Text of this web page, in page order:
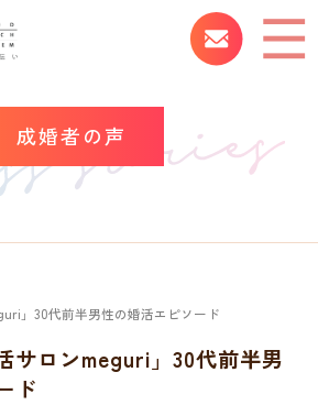
成婚者の声
」30代前半男性の婚活エピソード
サロンmeguri」30代前半男
ド